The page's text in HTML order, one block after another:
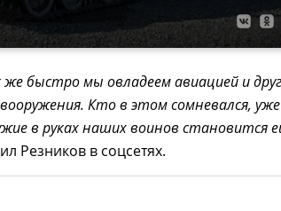
быстро мы овладеем авиацией и
Кто в этом сомневался, уже
в руках наших воинов становится
Резников в соцсетях.